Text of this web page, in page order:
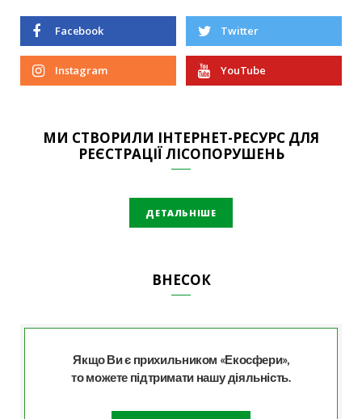
Facebook Twitter
Instagram YouTube
МИ СТВОРИЛИ ІНТЕРНЕТ-РЕСУРС ДЛЯ
РЕЄСТРАЦІЇ ЛІСОПОРУШЕНЬ
ДЕТАЛЬНІШЕ
ВНЕСОК
Якщо Ви є прихильником «Екосфери»,
то можете підтримати нашу діяльність.